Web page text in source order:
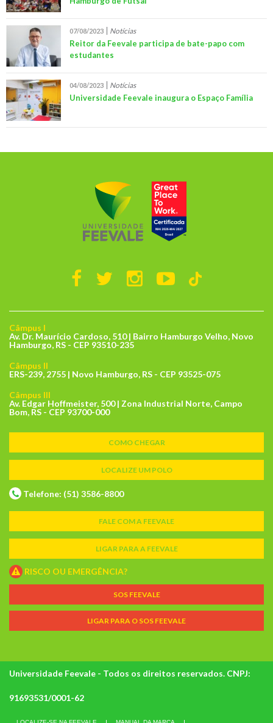
07/08/2023 Notícias
Reitor da Feevale participa de bate-papo com
estudantes
04/08/2023 Notícias
Universidade Feevale inaugura o Espaço Família
Câmpus I
Av. Dr. Maurício Cardoso, 510 | Bairro Hamburgo Velho, Novo
Hamburgo, RS - CEP 93510-235
Câmpus II
ERS-239, 2755 | Novo Hamburgo, RS - CEP 93525-075
Câmpus III
Av. Edgar Hoffmeister, 500 | Zona Industrial Norte, Campo
Bom, RS - CEP 93700-000
COMO CHEGAR
LOCALIZE UM POLO
Telefone: (51) 3586-8800
FALE COM A FEEVALE
LIGAR PARA A FEEVALE
RISCO OU EMERGÊNCIA?
SOS FEEVALE
LIGAR PARA O SOS FEEVALE
Universidade Feevale - Todos os direitos reservados. CNPJ:
91693531/0001-62